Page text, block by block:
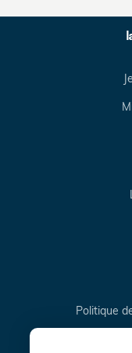
Politique